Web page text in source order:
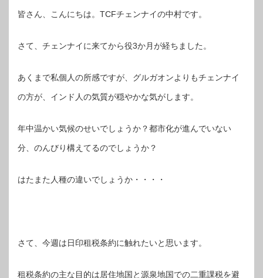
皆さん、こんにちは。TCFチェンナイの中村です。
さて、チェンナイに来てから役3か月が経ちました。
あくまで私個人の所感ですが、グルガオンよりもチェンナイ
の方が、インド人の気質が穏やかな気がします。
年中温かい気候のせいでしょうか？都市化が進んでいない
分、のんびり構えてるのでしょうか？
はたまた人種の違いでしょうか・・・・
さて、今週は日印租税条約に触れたいと思います。
租税条約の主な目的は居住地国と源泉地国での二重課税を避